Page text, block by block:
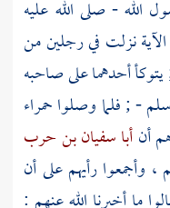
الله - صلى الله عليه
نزلت في رجلين من
يتوكأ أحدهما على صاحبه
- ; فلما وصلواحمراء
أنأبا سفيان بن حرب
وأجمعوا رأيهم على أن